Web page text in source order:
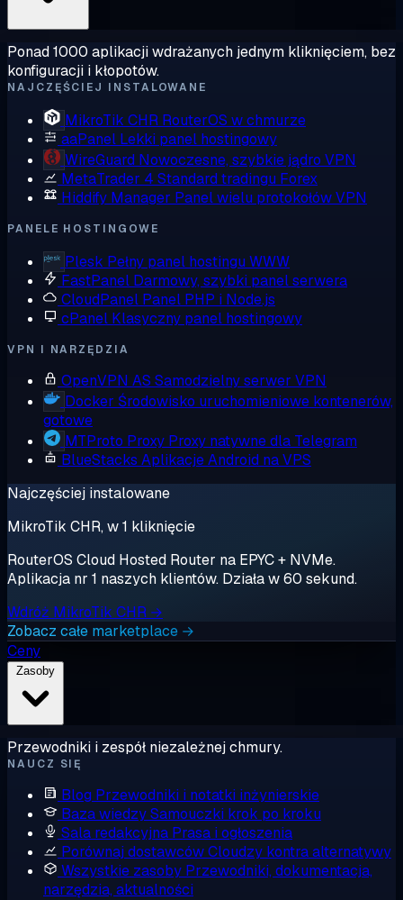
Ponad 1000 aplikacji wdrażanych jednym kliknięciem, bez
konfiguracji i kłopotów.
NAJCZĘŚCIEJ INSTALOWANE
MikroTik CHR RouterOS w chmurze
aaPanel Lekki panel hostingowy
WireGuard Nowoczesne, szybkie jądro VPN
MetaTrader 4 Standard tradingu Forex
Hiddify Manager Panel wielu protokołów VPN
PANELE HOSTINGOWE
Plesk Pełny panel hostingu WWW
FastPanel Darmowy, szybki panel serwera
CloudPanel Panel PHP i Node.js
cPanel Klasyczny panel hostingowy
VPN I NARZĘDZIA
OpenVPN AS Samodzielny serwer VPN
Docker Środowisko uruchomieniowe kontenerów,
gotowe
MTProto Proxy Proxy natywne dla Telegram
BlueStacks Aplikacje Android na VPS
Najczęściej instalowane
MikroTik CHR, w 1 kliknięcie
RouterOS Cloud Hosted Router na EPYC + NVMe.
Aplikacja nr 1 naszych klientów. Działa w 60 sekund.
Wdróż MikroTik CHR →
Zobacz całe marketplace →
Ceny
Przewodniki i zespół niezależnej chmury.
NAUCZ SIĘ
Blog Przewodniki i notatki inżynierskie
Baza wiedzySamouczki krok po kroku
Sala redakcyjna Prasa i ogłoszenia
Porównaj dostawcówCloudzy kontra alternatywy
Wszystkie zasoby Przewodniki, dokumentacja,
narzędzia, aktualności